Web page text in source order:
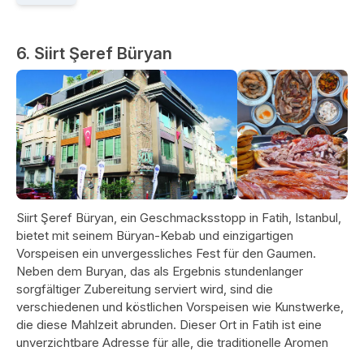
6. Siirt Şeref Büryan
Siirt Şeref Büryan, ein Geschmacksstopp in Fatih, Istanbul,
bietet mit seinem Büryan-Kebab und einzigartigen
Vorspeisen ein unvergessliches Fest für den Gaumen.
Neben dem Buryan, das als Ergebnis stundenlanger
sorgfältiger Zubereitung serviert wird, sind die
verschiedenen und köstlichen Vorspeisen wie Kunstwerke,
die diese Mahlzeit abrunden. Dieser Ort in Fatih ist eine
unverzichtbare Adresse für alle, die traditionelle Aromen